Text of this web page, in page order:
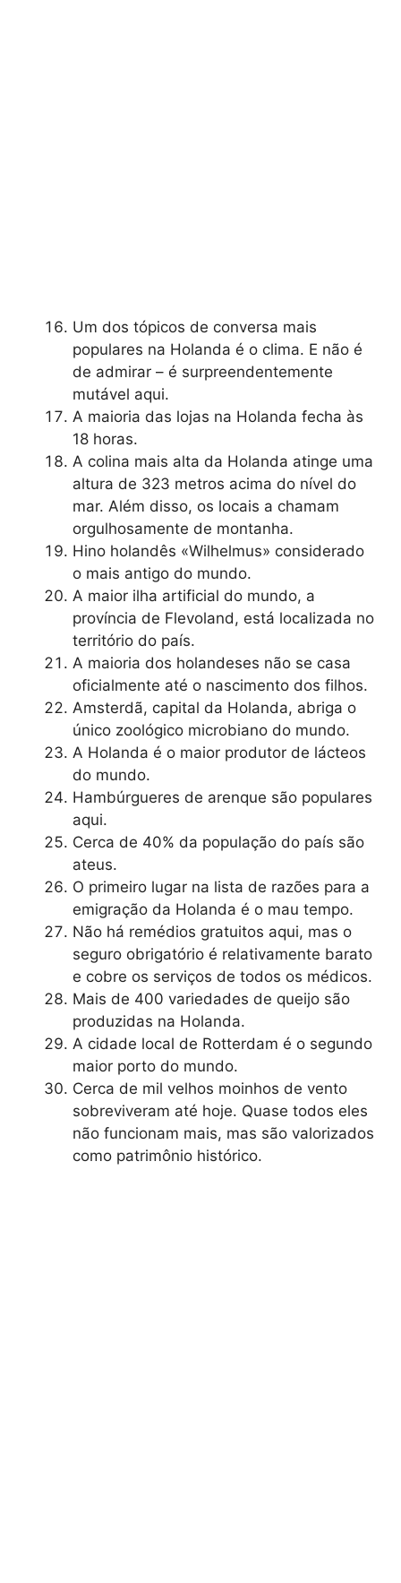
Um dos tópicos de conversa mais
populares na Holanda é o clima. E não é
de admirar – é surpreendentemente
mutável aqui.
A maioria das lojas na Holanda fecha às
18 horas.
A colina mais alta da Holanda atinge uma
altura de 323 metros acima do nível do
mar. Além disso, os locais a chamam
orgulhosamente de montanha.
Hino holandês «Wilhelmus» considerado
o mais antigo do mundo.
A maior ilha artificial do mundo, a
província de Flevoland, está localizada no
território do país.
A maioria dos holandeses não se casa
oficialmente até o nascimento dos filhos.
Amsterdã, capital da Holanda, abriga o
único zoológico microbiano do mundo.
A Holanda é o maior produtor de lácteos
do mundo.
Hambúrgueres de arenque são populares
aqui.
Cerca de 40% da população do país são
ateus.
O primeiro lugar na lista de razões para a
emigração da Holanda é o mau tempo.
Não há remédios gratuitos aqui, mas o
seguro obrigatório é relativamente barato
e cobre os serviços de todos os médicos.
Mais de 400 variedades de queijo são
produzidas na Holanda.
A cidade local de Rotterdam é o segundo
maior porto do mundo.
Cerca de mil velhos moinhos de vento
sobreviveram até hoje. Quase todos eles
não funcionam mais, mas são valorizados
como patrimônio histórico.